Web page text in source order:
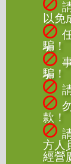
以免
騙！
騙！
款！
方人
經營